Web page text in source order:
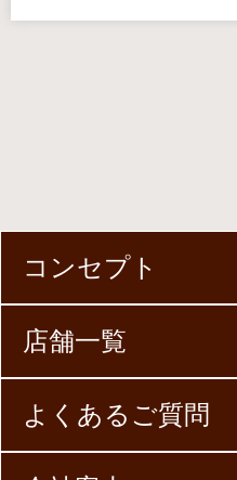
コンセプト
店舗一覧
よくあるご質問